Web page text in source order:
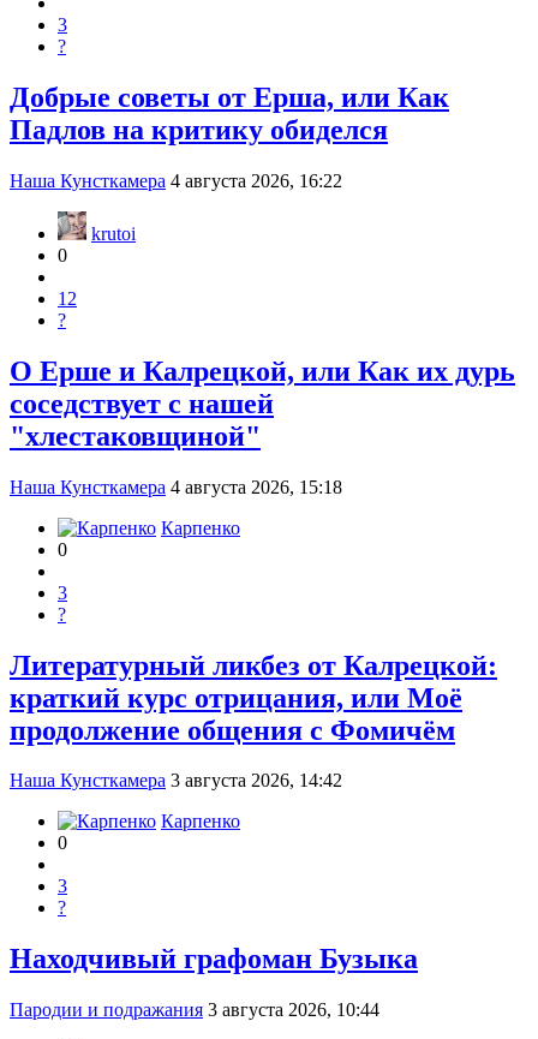
3
?
Добрые советы от Ерша, или Как
Падлов на критику обиделся
Наша Кунсткамера 4 августа 2026, 16:22
krutoi
0
12
?
О Ерше и Калрецкой, или Как их дурь
соседствует с нашей
"хлестаковщиной"
Наша Кунсткамера 4 августа 2026, 15:18
Карпенко
0
3
?
Литературный ликбез от Калрецкой:
краткий курс отрицания, или Моё
продолжение общения с Фомичём
Наша Кунсткамера 3 августа 2026, 14:42
Карпенко
0
3
?
Находчивый графоман Бузыка
Пародии и подражания 3 августа 2026, 10:44